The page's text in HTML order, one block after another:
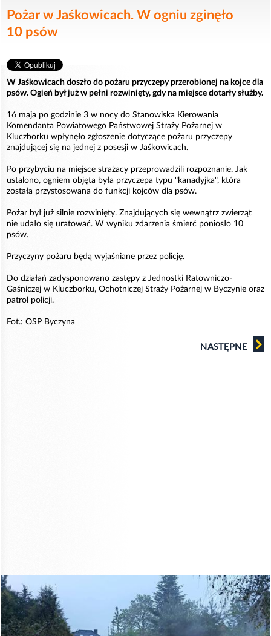
Pożar w Jaśkowicach. W ogniu zginęło
10 psów
W Jaśkowicach doszło do pożaru przyczepy przerobionej na kojce dla
psów. Ogień był już w pełni rozwinięty, gdy na miejsce dotarły służby.
16 maja po godzinie 3 w nocy do Stanowiska Kierowania
Komendanta Powiatowego Państwowej Straży Pożarnej w
Kluczborku wpłynęło zgłoszenie dotyczące pożaru przyczepy
znajdującej się na jednej z posesji w Jaśkowicach.
Po przybyciu na miejsce strażacy przeprowadzili rozpoznanie. Jak
ustalono, ogniem objęta była przyczepa typu "kanadyjka", która
została przystosowana do funkcji kojców dla psów.
Pożar był już silnie rozwinięty. Znajdujących się wewnątrz zwierząt
nie udało się uratować. W wyniku zdarzenia śmierć poniosło 10
psów.
Przyczyny pożaru będą wyjaśniane przez policję.
Do działań zadysponowano zastępy z Jednostki Ratowniczo-
Gaśniczej w Kluczborku, Ochotniczej Straży Pożarnej w Byczynie oraz
patrol policji.
Fot.: OSP Byczyna
NASTĘPNE